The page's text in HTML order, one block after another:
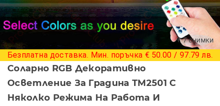
+ 7 снимки
Безплатна доставка. Мин. поръчка € 50.00 / 97.79 лв.
Соларно RGB Декоративно
Осветление За Градина TM2501 С
Няколко Режима На Работа И